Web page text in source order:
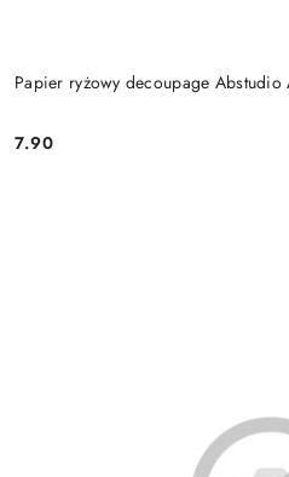
Papier ryżowy decoupage Abstudio
Cena:
7.90